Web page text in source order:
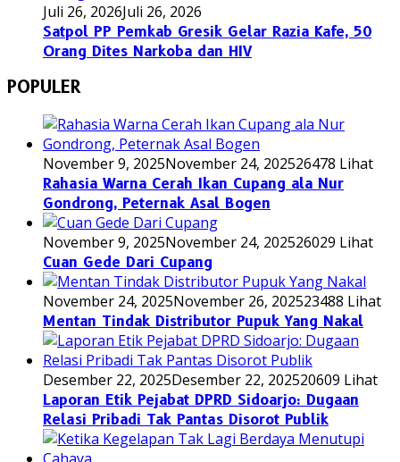
Juli 26, 2026Juli 26, 2026
Satpol PP Pemkab Gresik Gelar Razia Kafe, 50
Orang Dites Narkoba dan HIV
POPULER
November 9, 2025November 24, 202526478 Lihat
Rahasia Warna Cerah Ikan Cupang ala Nur
Gondrong, Peternak Asal Bogen
November 9, 2025November 24, 202526029 Lihat
Cuan Gede Dari Cupang
November 24, 2025November 26, 202523488 Lihat
Mentan Tindak Distributor Pupuk Yang Nakal
Desember 22, 2025Desember 22, 202520609 Lihat
Laporan Etik Pejabat DPRD Sidoarjo: Dugaan
Relasi Pribadi Tak Pantas Disorot Publik